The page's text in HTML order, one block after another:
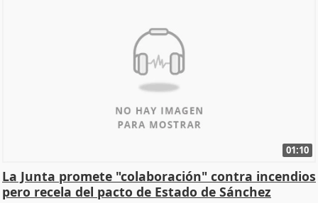
01:10
La Junta promete "colaboración" contra incendios
pero recela del pacto de Estado de Sánchez